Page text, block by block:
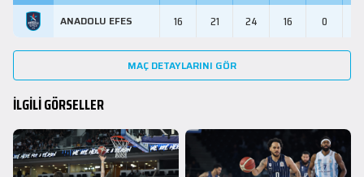
ANADOLU EFES 16 21 24 16 0
MAÇ DETAYLARINI GÖR
İLGİLİ GÖRSELLER